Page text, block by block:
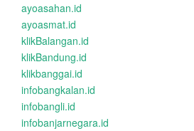
ayoasahan.id
ayoasmat.id
klikBalangan.id
klikBandung.id
klikbanggai.id
infobangkalan.id
infobangli.id
infobanjarnegara.id